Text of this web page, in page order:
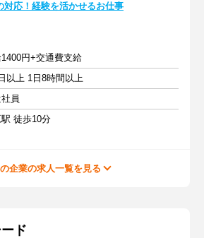
対応！経験を活かせるお仕事
円+交通費支給
以上 1日8時間以上
員
徒歩10分
企業の求人一覧を見る
ド